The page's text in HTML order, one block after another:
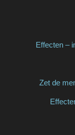
Effecten –
Zet de